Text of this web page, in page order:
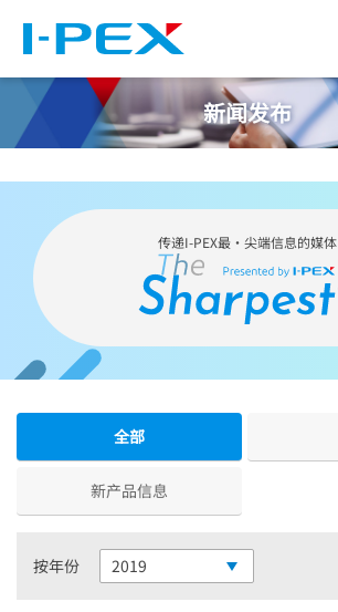
新闻发布
传递I-PEX最・尖端信息的媒体
全部
新产品信息
按年份 2019